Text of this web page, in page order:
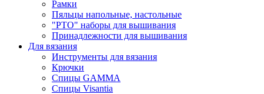
Рамки
Пяльцы напольные, настольные
"РТО" наборы для вышивания
Принадлежности для вышивания
Для вязания
Инструменты для вязания
Крючки
Спицы GAMMA
Спицы Visantia